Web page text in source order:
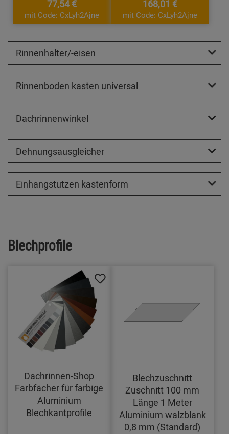
77,54 €
mit Code: CxLyh2Ajne
168,01 €
mit Code: CxLyh2Ajne
Rinnenhalter/-eisen
Rinnenboden kasten universal
Dachrinnenwinkel
Dehnungsausgleicher
Einhangstutzen kastenform
Blechprofile
Dachrinnen-Shop
Farbfächer für farbige
Aluminium
Blechkantprofile
Blechzuschnitt
Zuschnitt 100 mm
Länge 1 Meter
Aluminium walzblank
0,8 mm (Standard)